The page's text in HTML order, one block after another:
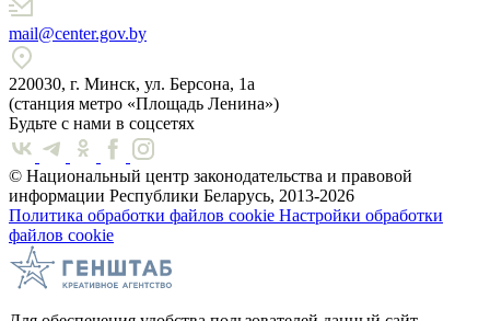
mail@center.gov.by
220030, г. Минск, ул. Берсона, 1а
(станция метро «Площадь Ленина»)
Будьте с нами в соцсетях
© Национальный центр законодательства и правовой
информации Республики Беларусь, 2013-2026
Политика обработки файлов cookie Настройки обработки
файлов cookie